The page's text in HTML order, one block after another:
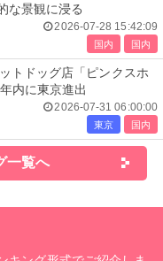
な景観に浸る
2026-07-28 15:42:09
国内 国内
トドッグ店「ピンクスホ
内に東京進出
2026-07-31 06:00:00
東京 国内
一覧へ